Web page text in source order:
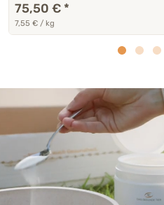
75,50 € *
7,55 € / kg